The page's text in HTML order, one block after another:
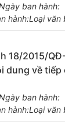
ban hành:
hành:Loại văn
18/2015/
dung về
ban hành:
hành:Loại văn